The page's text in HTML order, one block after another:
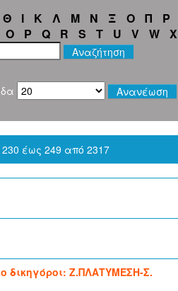
Θ Ι Κ Λ Μ Ν Ξ Ο Π Ρ
O P Q R S T U V W X
έως 249 από 2317
δικηγόροι: Ζ.ΠΛΑΤΥΜΕΣΗ-Σ.